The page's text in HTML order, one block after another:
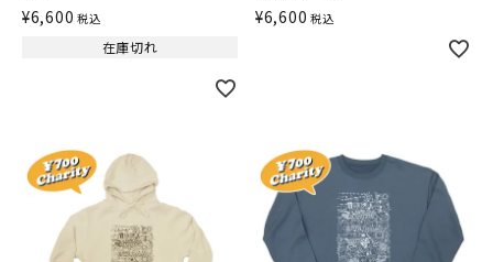
¥6,600 税込
在庫切れ
¥6,600 税込